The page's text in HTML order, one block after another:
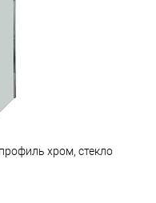
хром, стекло